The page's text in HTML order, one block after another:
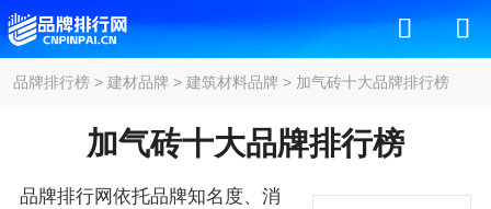
品牌排行榜> 建材品牌 > 建筑材料品牌 > 加气砖十大品牌排行榜
加气砖十大品牌排行榜
品牌排行网依托品牌知名度、消